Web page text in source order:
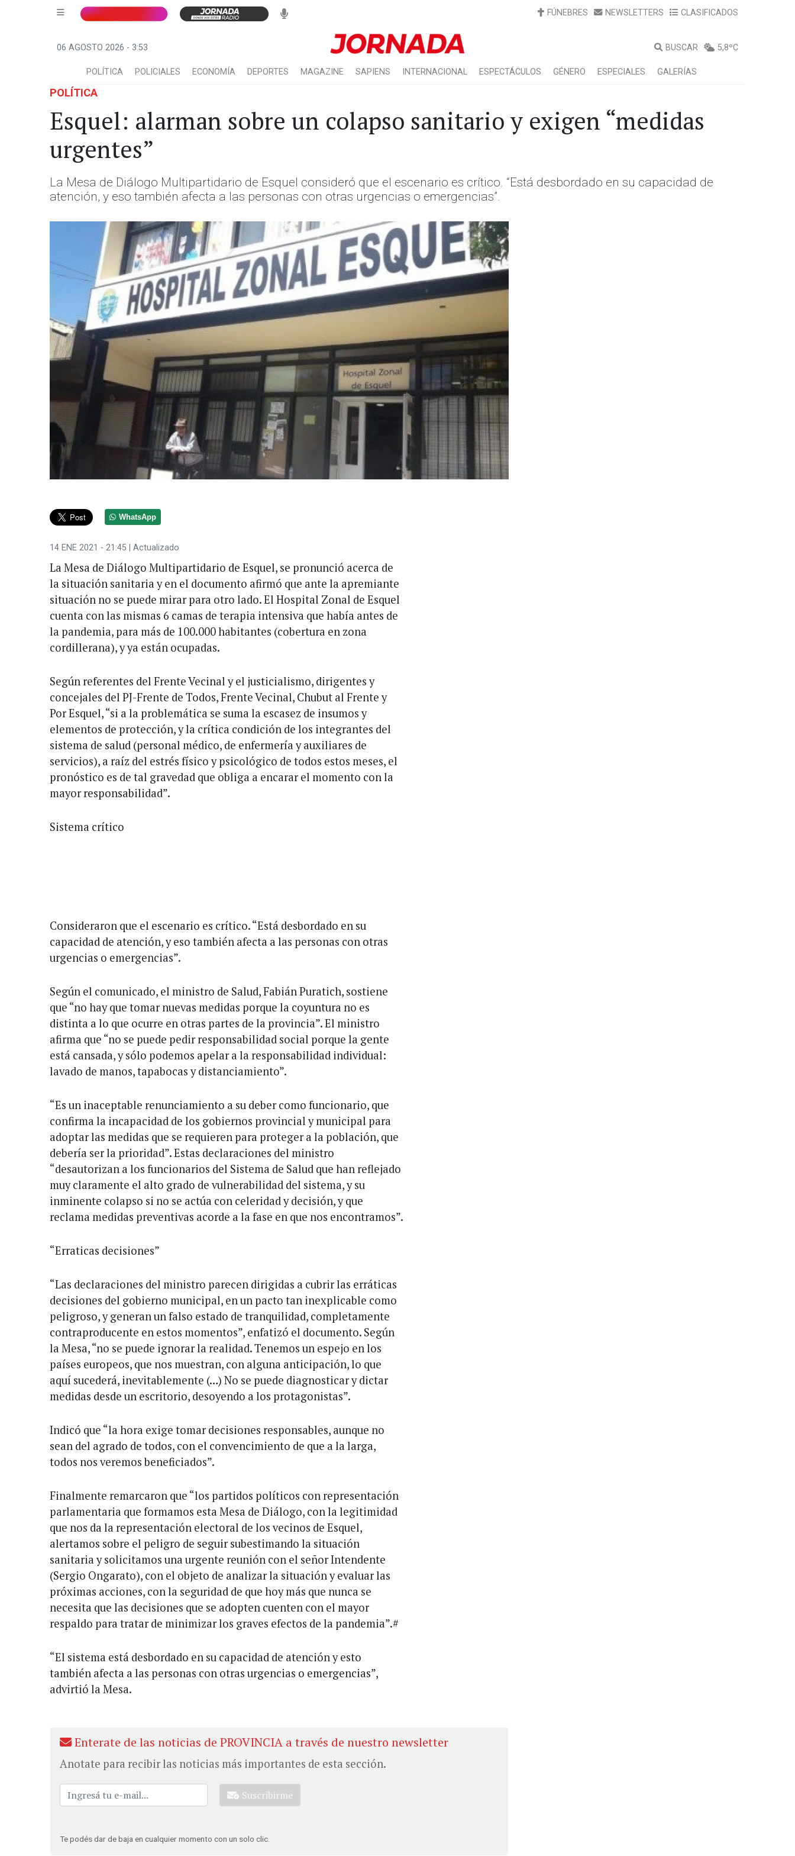
FÚNEBRES NEWSLETTERS CLASIFICADOS
06 AGOSTO 2026 - 3:53 BUSCAR 5,8ºC
POLÍTICA POLICIALES ECONOMÍA DEPORTES MAGAZINE SAPIENS INTERNACIONAL ESPECTÁCULOS GÉNERO ESPECIALES GALERÍAS
POLÍTICA
Esquel: alarman sobre un colapso sanitario y exigen “medidas
urgentes”
La Mesa de Diálogo Multipartidario de Esquel consideró que el escenario es crítico. “Está desbordado en su capacidad de
atención, y eso también afecta a las personas con otras urgencias o emergencias”.
WhatsApp
14 ENE 2021 - 21:45 | Actualizado
La Mesa de Diálogo Multipartidario de Esquel, se pronunció acerca de
la situación sanitaria y en el documento afirmó que ante la apremiante
situación no se puede mirar para otro lado. El Hospital Zonal de Esquel
cuenta con las mismas 6 camas de terapia intensiva que había antes de
la pandemia, para más de 100.000 habitantes (cobertura en zona
cordillerana), y ya están ocupadas.
Según referentes del Frente Vecinal y el justicialismo, dirigentes y
concejales del PJ-Frente de Todos, Frente Vecinal, Chubut al Frente y
Por Esquel, “si a la problemática se suma la escasez de insumos y
elementos de protección, y la crítica condición de los integrantes del
sistema de salud (personal médico, de enfermería y auxiliares de
servicios), a raíz del estrés físico y psicológico de todos estos meses, el
pronóstico es de tal gravedad que obliga a encarar el momento con la
mayor responsabilidad”.
Sistema crítico
Consideraron que el escenario es crítico. “Está desbordado en su
capacidad de atención, y eso también afecta a las personas con otras
urgencias o emergencias”.
Según el comunicado, el ministro de Salud, Fabián Puratich, sostiene
que “no hay que tomar nuevas medidas porque la coyuntura no es
distinta a lo que ocurre en otras partes de la provincia”. El ministro
afirma que “no se puede pedir responsabilidad social porque la gente
está cansada, y sólo podemos apelar a la responsabilidad individual:
lavado de manos, tapabocas y distanciamiento”.
“Es un inaceptable renunciamiento a su deber como funcionario, que
confirma la incapacidad de los gobiernos provincial y municipal para
adoptar las medidas que se requieren para proteger a la población, que
debería ser la prioridad”. Estas declaraciones del ministro
“desautorizan a los funcionarios del Sistema de Salud que han reflejado
muy claramente el alto grado de vulnerabilidad del sistema, y su
inminente colapso si no se actúa con celeridad y decisión, y que
reclama medidas preventivas acorde a la fase en que nos encontramos”.
“Erraticas decisiones”
“Las declaraciones del ministro parecen dirigidas a cubrir las erráticas
decisiones del gobierno municipal, en un pacto tan inexplicable como
peligroso, y generan un falso estado de tranquilidad, completamente
contraproducente en estos momentos”, enfatizó el documento. Según
la Mesa, “no se puede ignorar la realidad. Tenemos un espejo en los
países europeos, que nos muestran, con alguna anticipación, lo que
aquí sucederá, inevitablemente (…) No se puede diagnosticar y dictar
medidas desde un escritorio, desoyendo a los protagonistas”.
Indicó que “la hora exige tomar decisiones responsables, aunque no
sean del agrado de todos, con el convencimiento de que a la larga,
todos nos veremos beneficiados”.
Finalmente remarcaron que “los partidos políticos con representación
parlamentaria que formamos esta Mesa de Diálogo, con la legitimidad
que nos da la representación electoral de los vecinos de Esquel,
alertamos sobre el peligro de seguir subestimando la situación
sanitaria y solicitamos una urgente reunión con el señor Intendente
(Sergio Ongarato), con el objeto de analizar la situación y evaluar las
próximas acciones, con la seguridad de que hoy más que nunca se
necesita que las decisiones que se adopten cuenten con el mayor
respaldo para tratar de minimizar los graves efectos de la pandemia”.#
“El sistema está desbordado en su capacidad de atención y esto
también afecta a las personas con otras urgencias o emergencias”,
advirtió la Mesa.
Enterate de las noticias de PROVINCIA a través de nuestro newsletter
Anotate para recibir las noticias más importantes de esta sección.
Suscribirme
Te podés dar de baja en cualquier momento con un solo clic.